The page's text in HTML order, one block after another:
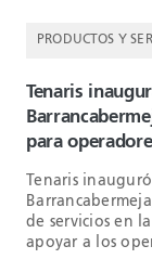
PRODUCTOS Y
Tenaris
para
Tenaris
de servicios en
apoyar a los